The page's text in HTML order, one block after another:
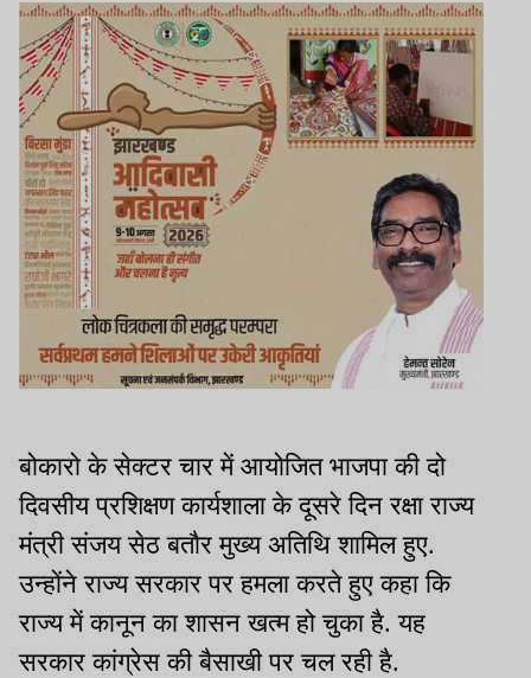
बोकारो के सेक्टर चार में आयोजित भाजपा की दो
दिवसीय प्रशिक्षण कार्यशाला के दूसरे दिन रक्षा राज्य
मंत्री संजय सेठ बतौर मुख्य अतिथि शामिल हुए.
उन्होंने राज्य सरकार पर हमला करते हुए कहा कि
राज्य में कानून का शासन खत्म हो चुका है. यह
सरकार कांग्रेस की बैसाखी पर चल रही है.